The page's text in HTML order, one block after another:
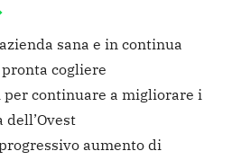
sana e in continua
cogliere
continuare a migliorare i
aumento di